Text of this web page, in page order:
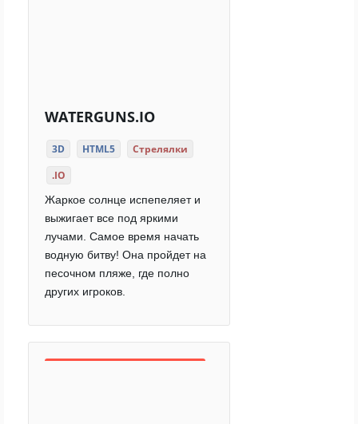
WATERGUNS.IO
3D HTML5
Стрелялки
.IO
Жаркое солнце испепеляет и
выжигает все под яркими
лучами. Самое время начать
водную битву! Она пройдет на
песочном пляже, где полно
других игроков.